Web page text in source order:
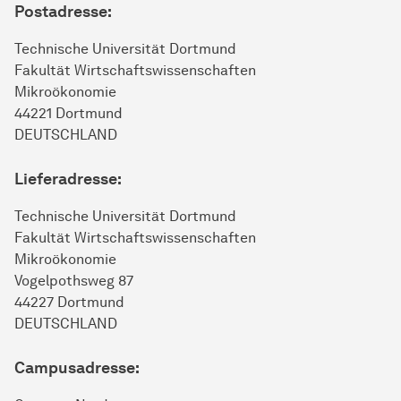
Postadresse:
Technische Uni­ver­si­tät Dort­mund
Fakultät Wirtschafts­wissen­schaften
Mikro­öko­nomie
44221 Dort­mund
DEUTSCHLAND
Lieferadresse:
Technische Uni­ver­si­tät Dort­mund
Fakultät Wirtschafts­wissen­schaften
Mikro­öko­nomie
Vogelpothsweg 87
44227 Dort­mund
DEUTSCHLAND
Campusadresse: